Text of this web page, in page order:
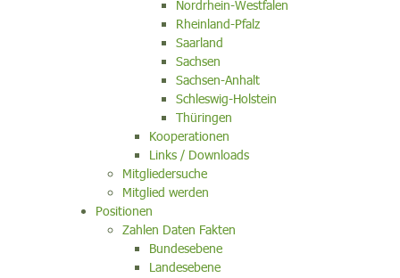
Nordrhein-Westfalen
Rheinland-Pfalz
Saarland
Sachsen
Sachsen-Anhalt
Schleswig-Holstein
Thüringen
Kooperationen
Links / Downloads
Mitgliedersuche
Mitglied werden
Positionen
Zahlen Daten Fakten
Bundesebene
Landesebene